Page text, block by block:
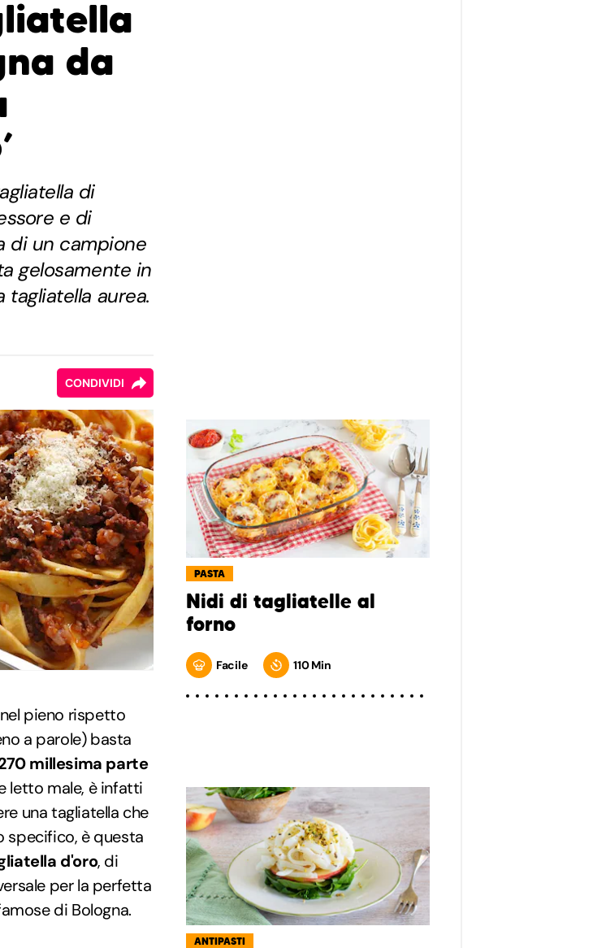
da
di
e di
di un campione
gelosamente in
aurea.
CONDIVIDI
pieno rispetto
a parole) basta
millesima parte
letto male, è infatti
una tagliatella che
specifico, è questa
d'oro, di
per la perfetta
di Bologna.
PASTA
Nidi di tagliatelle al
forno
Facile 110 Min
ANTIPASTI